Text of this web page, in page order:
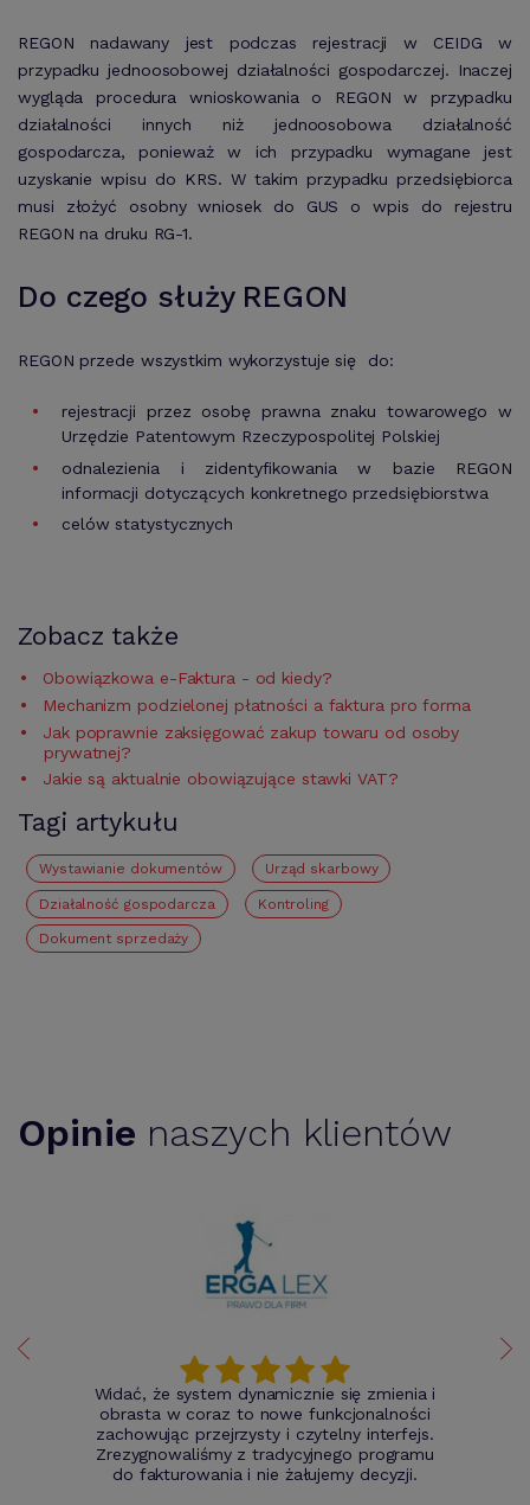
REGON nadawany jest podczas rejestracji w CEIDG w
przypadku jednoosobowej działalności gospodarczej. Inaczej
wygląda procedura wnioskowania o REGON w przypadku
działalności innych niż jednoosobowa działalność
gospodarcza, ponieważ w ich przypadku wymagane jest
uzyskanie wpisu do KRS. W takim przypadku przedsiębiorca
musi złożyć osobny wniosek do GUS o wpis do rejestru
REGON na druku RG-1.
Do czego służy REGON
REGON przede wszystkim wykorzystuje się do:
rejestracji przez osobę prawna znaku towarowego w
Urzędzie Patentowym Rzeczypospolitej Polskiej
odnalezienia i zidentyfikowania w bazie REGON
informacji dotyczących konkretnego przedsiębiorstwa
celów statystycznych
Zobacz także
Obowiązkowa e-Faktura - od kiedy?
Mechanizm podzielonej płatności a faktura pro forma
Jak poprawnie zaksięgować zakup towaru od osoby
prywatnej?
Jakie są aktualnie obowiązujące stawki VAT?
Tagi artykułu
Wystawianie dokumentów urząd skarbowy
działalność gospodarcza kontroling
Dokument sprzedaży
Opinie naszych klientów
Widać, że system dynamicznie się zmienia i
obrasta w coraz to nowe funkcjonalności
zachowując przejrzysty i czytelny interfejs.
Zrezygnowaliśmy z tradycyjnego programu
do fakturowania i nie żałujemy decyzji.